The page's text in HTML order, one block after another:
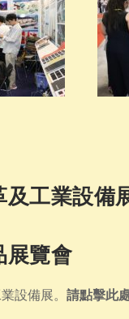
工業設備
展覽會
設備展。 請點擊此